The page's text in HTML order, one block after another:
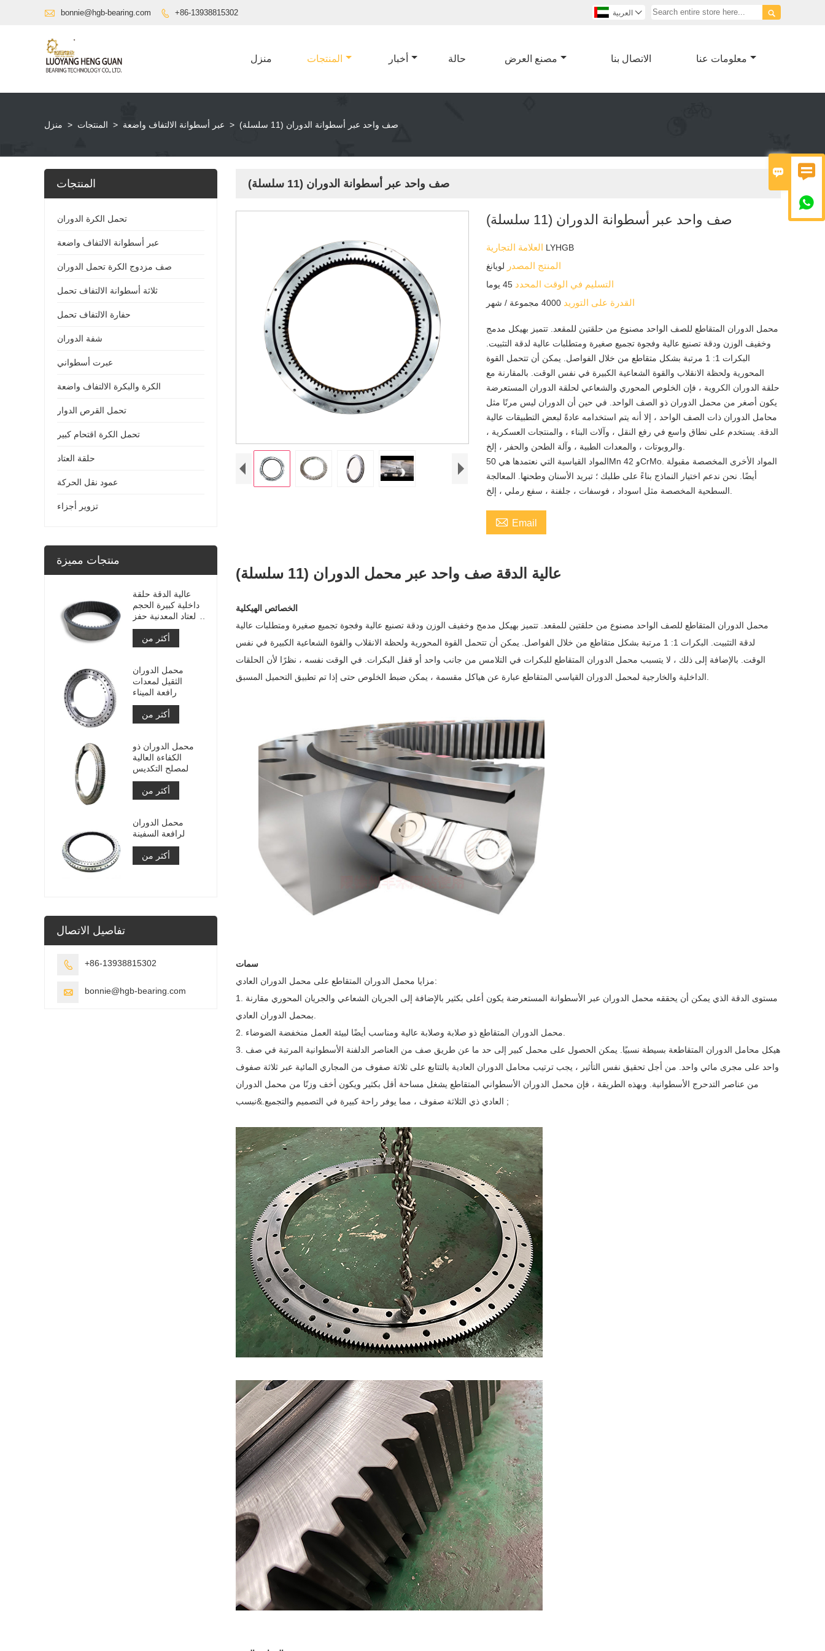
 

 bonnie@hgb-bearing.com  +86-13938815302  العربية 
منزل المنتجات أخبار حالة مصنع العرض الاتصال بنا معلومات عنا
منزل > المنتجات > عبر أسطوانة الالتفاف واضعة > صف واحد عبر أسطوانة الدوران (11 سلسلة)
صف واحد عبر أسطوانة الدوران (11 سلسلة)
صف واحد عبر أسطوانة الدوران (11 سلسلة)
LYHGB
المنتج المصدر لويانغ
التسليم في الوقت المحدد 45 يوما
القدرة على التوريد 4000 مجموعة / شهر
محمل الدوران المتقاطع للصف الواحد مصنوع من حلقتين للمقعد. تتميز بهيكل مدمج
وخفيف الوزن ودقة تصنيع عالية وفجوة تجميع صغيرة ومتطلبات عالية لدقة التثبيت.
البكرات 1: 1 مرتبة بشكل متقاطع من خلال الفواصل. يمكن أن تتحمل القوة
المحورية ولحظة الانقلاب والقوة الشعاعية الكبيرة في نفس الوقت. بالمقارنة مع
حلقة الدوران الكروية ، فإن الخلوص المحوري والشعاعي لحلقة الدوران المستعرضة
يكون أصغر من محمل الدوران ذو الصف الواحد. في حين أن الدوران ليس مرنًا مثل
محامل الدوران ذات الصف الواحد ، إلا أنه يتم استخدامه عادةً لبعض التطبيقات عالية
الدقة. يستخدم على نطاق واسع في رفع النقل ، وآلات البناء ، والمنتجات العسكرية ،
المواد القياسية التي نعتمدها هي 50Mn و 42CrMo. المواد الأخرى المخصصة مقبولة
أيضًا. نحن ندعم اختيار النماذج بناءً على طلبك ؛ تبريد الأسنان وطحنها. المعالجة
 Email
عالية الدقة صف واحد عبر محمل الدوران (11 سلسلة)
الخصائص الهيكلية
محمل الدوران المتقاطع للصف الواحد مصنوع من حلقتين للمقعد. تتميز بهيكل مدمج وخفيف الوزن ودقة تصنيع عالية وفجوة تجميع صغيرة ومتطلبات عالية
لدقة التثبيت. البكرات 1: 1 مرتبة بشكل متقاطع من خلال الفواصل. يمكن أن تتحمل القوة المحورية ولحظة الانقلاب والقوة الشعاعية الكبيرة في نفس
الوقت. بالإضافة إلى ذلك ، لا يتسبب محمل الدوران المتقاطع للبكرات في التلامس من جانب واحد أو قفل البكرات. في الوقت نفسه ، نظرًا لأن الحلقات
سمات
مزايا محمل الدوران المتقاطع على محمل الدوران العادي:
1. مستوى الدقة الذي يمكن أن يحققه محمل الدوران عبر الأسطوانة المستعرضة يكون أعلى بكثير بالإضافة إلى الجريان الشعاعي والجريان المحوري مقارنة
3. هيكل محامل الدوران المتقاطعة بسيطة نسبيًا. يمكن الحصول على محمل كبير إلى حد ما عن طريق صف من العناصر الدلفنة الأسطوانية المرتبة في صف
واحد على مجرى مائي واحد. من أجل تحقيق نفس التأثير ، يجب ترتيب محامل الدوران العادية بالتتابع على ثلاثة صفوف من المجاري المائية عبر ثلاثة صفوف
من عناصر التدحرج الأسطوانية. وبهذه الطريقة ، فإن محمل الدوران الأسطواني المتقاطع يشغل مساحة أقل بكثير ويكون أخف وزنًا من محمل الدوران
العادي ذي الثلاثة صفوف ، مما يوفر راحة كبيرة في التصميم والتجميع.&نبسب ;
المنتجات
تحمل الكرة الدوران
عبر أسطوانة الالتفاف واضعة
صف مزدوج الكرة تحمل الدوران
ثلاثة أسطوانة الالتفاف تحمل
حفارة الالتفاف تحمل
شفة الدوران
عبرت أسطواني
الكرة والبكرة الالتفاف واضعة
تحمل القرص الدوار
تحمل الكرة اقتحام كبير
حلقة العتاد
عمود نقل الحركة
تزوير أجزاء
منتجات مميزة
عالية الدقة حلقة
داخلية كبيرة الحجم
والعتاد المعدنية حفز
والعتاد مع معالجة
النيتريد
أكثر من
محمل الدوران
الثقيل لمعدات
رافعة الميناء
أكثر من
محمل الدوران ذو
الكفاءة العالية
لمصلح التكديس
أكثر من
محمل الدوران
لرافعة السفينة
أكثر من
تفاصيل الاتصال
 +86-13938815302
 bonnie@hgb-bearing.com